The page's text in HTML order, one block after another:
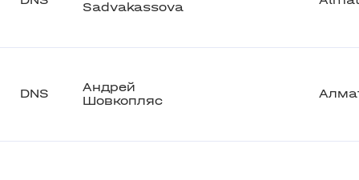
Sadvakassova
DNS
Андрей
Шовкопляс